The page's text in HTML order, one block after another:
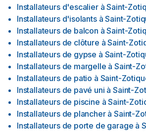
Installateurs d'escalier à Saint-
Installateurs d'isolants à Saint-
Installateurs de balcon à Saint-
Installateurs de clôture à Saint-
Installateurs de gypse à Saint-
Installateurs de margelle à Saint-
Installateurs de patio à Saint-
Installateurs de pavé uni à Saint-
Installateurs de piscine à Saint-
Installateurs de plancher à Saint-
Installateurs de porte de garage à